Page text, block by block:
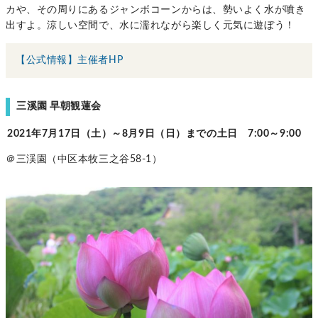
カや、その周りにあるジャンボコーンからは、勢いよく水が噴き
出すよ。涼しい空間で、水に濡れながら楽しく元気に遊ぼう！
【公式情報】主催者HP
三溪園 早朝観蓮会
2021年7月17日（土）～8月9日（日）までの土日 7:00～9:00
＠三渓園（中区本牧三之谷58-1）